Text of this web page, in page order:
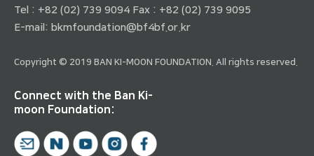
Tel : +82 (02) 739 9094 Fax : +82 (02) 739 9095
E-mail: bkmfoundation@bf4bf.or.kr
Copyright © 2019 BAN KI-MOON FOUNDATION. All rights reserved.
Connect with the Ban Ki-
moon Foundation: